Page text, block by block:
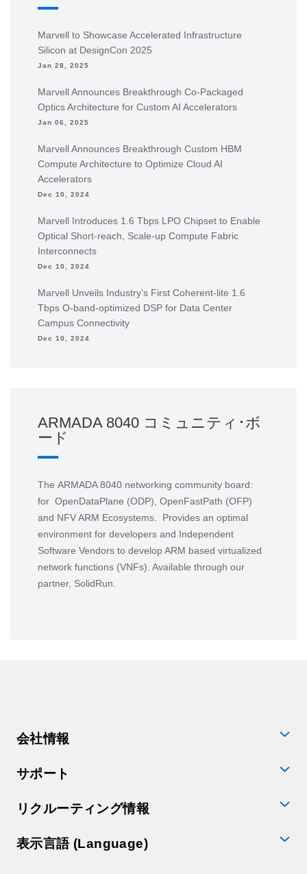
Marvell to Showcase Accelerated Infrastructure
Silicon at DesignCon 2025
Jan 28, 2025
Marvell Announces Breakthrough Co-Packaged
Optics Architecture for Custom AI Accelerators
Jan 06, 2025
Marvell Announces Breakthrough Custom HBM
Compute Architecture to Optimize Cloud AI
Accelerators
Dec 10, 2024
Marvell Introduces 1.6 Tbps LPO Chipset to Enable
Optical Short-reach, Scale-up Compute Fabric
Interconnects
Dec 10, 2024
Marvell Unveils Industry’s First Coherent-lite 1.6
Tbps O-band-optimized DSP for Data Center
Campus Connectivity
Dec 10, 2024
ARMADA 8040 コミュニティ･ボ
ード
The ARMADA 8040 networking community board:
for OpenDataPlane (ODP), OpenFastPath (OFP)
and NFV ARM Ecosystems. Provides an optimal
environment for developers and Independent
Software Vendors to develop ARM based virtualized
network functions (VNFs). Available through our
partner, SolidRun.
会社情報
サポート
リクルーティング情報
表示言語 (Language)